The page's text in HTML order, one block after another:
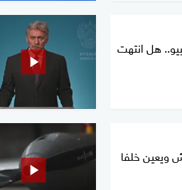
هل انتهت
ويعين خلفا